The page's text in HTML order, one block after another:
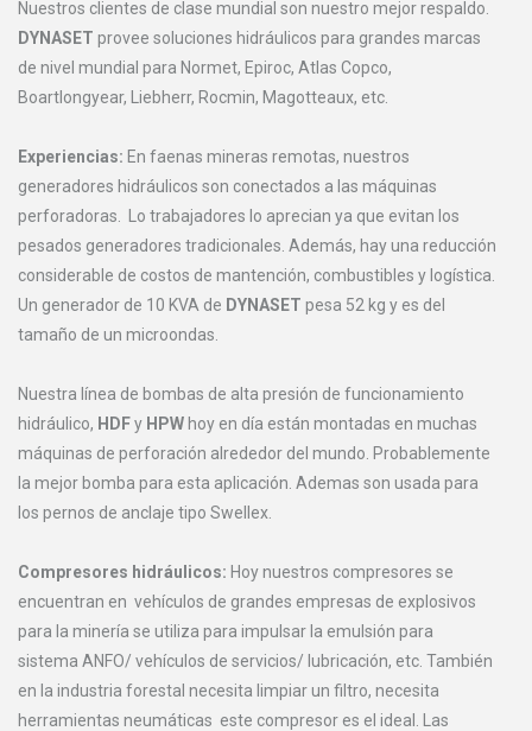
Nuestros clientes de clase mundial son nuestro mejor respaldo.
DYNASET provee soluciones hidráulicos para grandes marcas
de nivel mundial para Normet, Epiroc, Atlas Copco,
Boartlongyear, Liebherr, Rocmin, Magotteaux, etc.
Experiencias: En faenas mineras remotas, nuestros
generadores hidráulicos son conectados a las máquinas
perforadoras. Lo trabajadores lo aprecian ya que evitan los
pesados generadores tradicionales. Además, hay una reducción
considerable de costos de mantención, combustibles y logística.
Un generador de 10 KVA de DYNASET pesa 52 kg y es del
tamaño de un microondas.
Nuestra línea de bombas de alta presión de funcionamiento
hidráulico, HDFy HPW hoy en día están montadas en muchas
máquinas de perforación alrededor del mundo. Probablemente
la mejor bomba para esta aplicación. Ademas son usada para
los pernos de anclaje tipo Swellex.
Compresores hidráulicos: Hoy nuestros compresores se
encuentran en vehículos de grandes empresas de explosivos
para la minería se utiliza para impulsar la emulsión para
sistema ANFO/ vehículos de servicios/ lubricación, etc. También
en la industria forestal necesita limpiar un filtro, necesita
herramientas neumáticas este compresor es el ideal. Las